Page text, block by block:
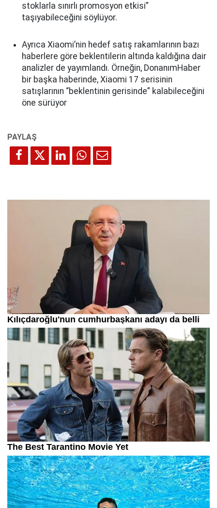
stoklarla sınırlı promosyon etkisi”
taşıyabileceğini söylüyor.
Ayrıca Xiaomi’nin hedef satış rakamlarının bazı
haberlere göre beklentilerin altında kaldığına dair
analizler de yayımlandı. Örneğin, DonanımHaber
bir başka haberinde, Xiaomi 17 serisinin
satışlarının “beklentinin gerisinde” kalabileceğini
öne sürüyor